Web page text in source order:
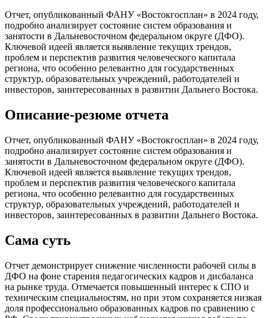
Отчет, опубликованный ФАНУ «Востокгосплан» в 2024 году,
подробно анализирует состояние систем образования и
занятости в Дальневосточном федеральном округе (ДФО).
Ключевой идеей является выявление текущих трендов,
проблем и перспектив развития человеческого капитала
региона, что особенно релевантно для государственных
структур, образовательных учреждений, работодателей и
инвесторов, заинтересованных в развитии Дальнего Востока.
Описание-резюме отчета
Отчет, опубликованный ФАНУ «Востокгосплан» в 2024 году,
подробно анализирует состояние систем образования и
занятости в Дальневосточном федеральном округе (ДФО).
Ключевой идеей является выявление текущих трендов,
проблем и перспектив развития человеческого капитала
региона, что особенно релевантно для государственных
структур, образовательных учреждений, работодателей и
инвесторов, заинтересованных в развитии Дальнего Востока.
Сама суть
Отчет демонстрирует снижение численности рабочей силы в
ДФО на фоне старения педагогических кадров и дисбаланса
на рынке труда. Отмечается повышенный интерес к СПО и
техническим специальностям, но при этом сохраняется низкая
доля профессионально образованных кадров по сравнению с